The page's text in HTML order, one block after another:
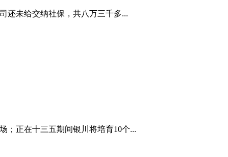
还未给交纳社保，共八万三千多...
；正在十三五期间银川将培育10个...